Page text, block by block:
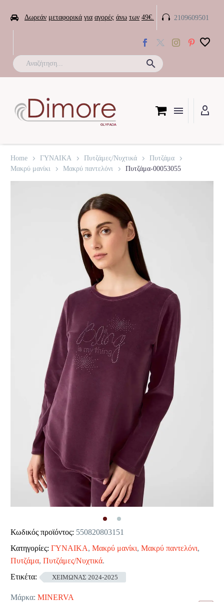
 Δωρεάν μεταφορικά για αγορές άνω των 49€. 
 2109609501
Home ΓΥΝΑΙΚΑ Πυτζάμες/Νυχτικά
Πυτζάμα
Μακρύ μανίκι
Μακρύ παντελόνι Πυτζάμα-00053055
Κωδικός προϊόντος: 550820803151
Κατηγορίες: ΓΥΝΑΙΚΑ, Μακρύ μανίκι, Μακρύ παντελόνι,
Πυτζάμα, Πυτζάμες/Νυχτικά.
Ετικέτα:
ΧΕΙΜΩΝΑΣ 2024-2025
Μάρκα: MINERVA